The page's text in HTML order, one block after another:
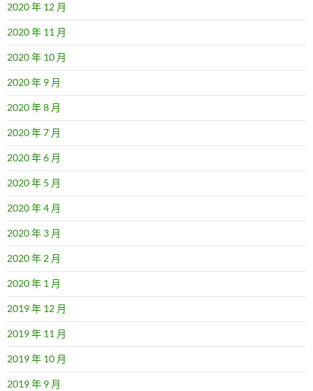
2020 年 12 月
2020 年 11 月
2020 年 10 月
2020 年 9 月
2020 年 8 月
2020 年 7 月
2020 年 6 月
2020 年 5 月
2020 年 4 月
2020 年 3 月
2020 年 2 月
2020 年 1 月
2019 年 12 月
2019 年 11 月
2019 年 10 月
2019 年 9 月